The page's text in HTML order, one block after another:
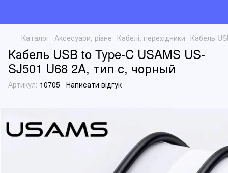
Каталог Аксесуари, різне Кабелі, перехідники Кабель
Кабель USB to Type-C USAMS US-
SJ501 U68 2A, тип с, чорный
Артикул: 10705 Написати відгук